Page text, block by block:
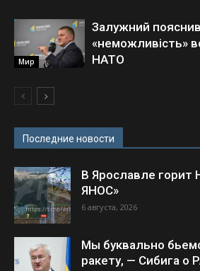
Мир
Залужний
«неможливість»
НАТО
Последние новости
В Ярославле горит
ЯНОС»
6 августа, 2026
Мы буквально
ракету, — Сибига о